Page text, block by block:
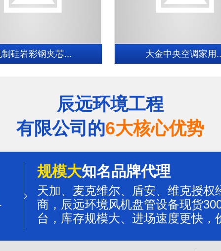
制硅岩彩钢夹芯... 大金中央空调家用
辰远环境工程
有限公司的6大核心优势
规模大知名品牌代理
天加、麦克维尔、盾安、维克授权
商，辰远环境风机盘管设备现货
台，库存规模大、进场速度更快，